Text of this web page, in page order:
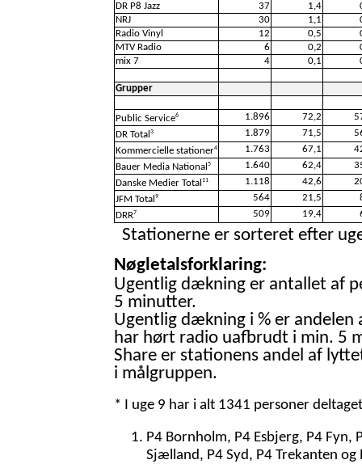
DR P8 Jazz
37 1,4
NRJ
30 1,1
Radio Vinyl
12 0,5
MTV Radio
6 0,2
mix 7
4 0,1
Grupper
Public Service6 1.896 72,2
DR Total 3 1.879 71,5
Kommercielle stationer4 1.763 67,1
Bauer Media National 5 1.640 62,4
Danske Medier Total 11 1.118 42,6
JFM Total 9 564 21,5
DRR7 509 19,4
Stationerne er sorteret efter
Nøgletalsforklaring:
Ugentlig dækning er antallet af
5 minutter.
Ugentlig dækning i % er
har hørt radio uafbrudt i min. 5
Share er stationens andel af
i målgruppen.
* I uge 9 har i alt 1341 personer
P4 Bornholm, P4 Esbjerg, P4
Sjælland, P4 Syd, P4 Trekanten